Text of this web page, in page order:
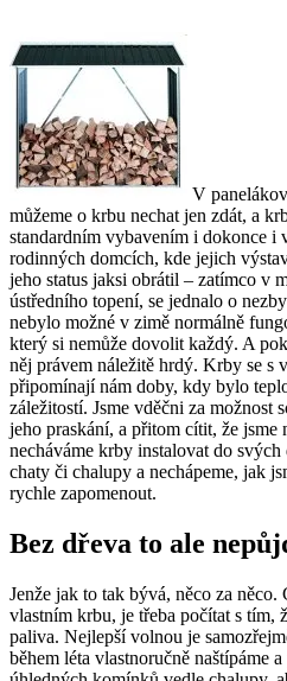
V
můžeme o krbu nechat jen zdát, a
standardním vybavením i dokonce i
rodinných domcích, kde jejich
jeho status jaksi obrátil – zatímco v
ústředního topení, se jednalo o
nebylo možné v zimě normálně
který si nemůže dovolit každý. A
něj právem náležitě hrdý. Krby se s
připomínají nám doby, kdy bylo
záležitostí. Jsme vděčni za možnost
jeho praskání, a přitom cítit, že jsme
necháváme krby instalovat do svých
chaty či chalupy a nechápeme, jak
rychle zapomenout.
Bez dřeva to ale
Jenže jak to tak bývá, něco za
vlastním krbu, je třeba počítat s tím,
paliva. Nejlepší volnou je
během léta vlastnoručně naštípáme